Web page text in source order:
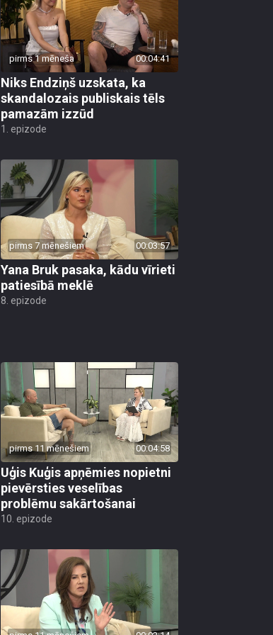
pirms 1 mēneša 00:04:41
Niks Endziņš uzskata, ka
skandalozais publiskais tēls
pamazām izzūd
1. epizode
pirms 7 mēnešiem 00:03:57
Yana Bruk pasaka, kādu vīrieti
patiesībā meklē
8. epizode
pirms 11 mēnešiem 00:04:58
Uģis Kuģis apņēmies nopietni
pievērsties veselības
problēmu sakārtošanai
10. epizode